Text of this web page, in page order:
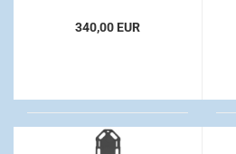
340,00 EUR